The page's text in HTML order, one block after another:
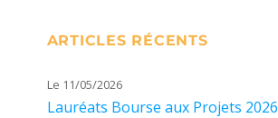
ARTICLES RÉCENTS
Le 11/05/2026
Lauréats Bourse aux Projets 2026